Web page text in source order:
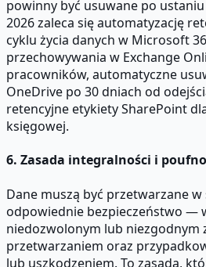
powinny być usuwane po
2026 zaleca się automatyzację
cyklu życia danych w Microsoft
przechowywania w Exchange
pracowników, automatyczne
OneDrive po 30 dniach od
retencyjne etykiety SharePoint
księgowej.
6. Zasada integralności i
Dane muszą być przetwarzane
odpowiednie bezpieczeństwo —
niedozwolonym lub niezgodnym
przetwarzaniem oraz
lub uszkodzeniem. To zasada,